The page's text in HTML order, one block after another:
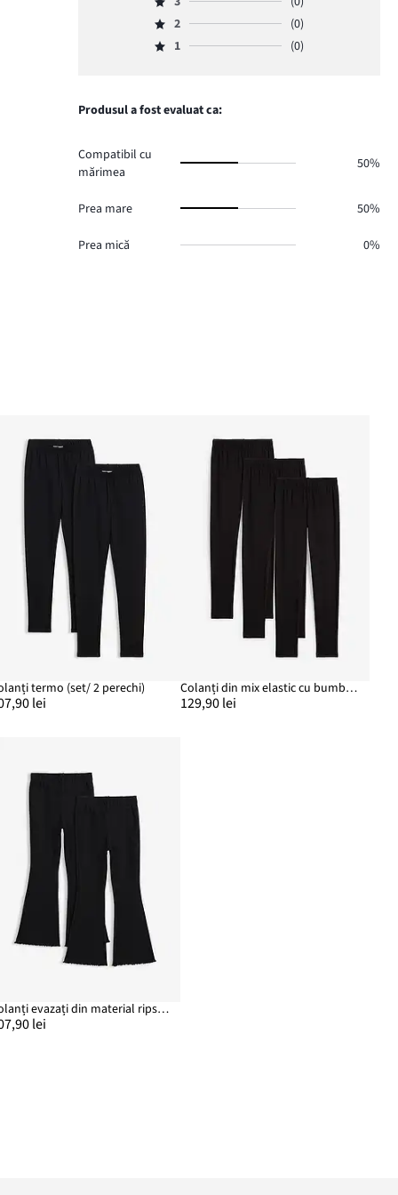
de
2.
4,
numărul
de
Evaluare
3,
numărul
Evaluare
2,
voturi
0.
2
(0)
Evaluare
de
1 (0)
Produsul a fost evaluat ca:
Compatibil cu
mărimea
50%
Prea mare 50%
Prea mică 0%
termo (set/ 2 perechi)
lei
Colanți din mix elastic cu bumbac organic (set/3 perechi)
129,90 lei
Colanți evazați din material ripsat (set/ 2 buc.)
lei